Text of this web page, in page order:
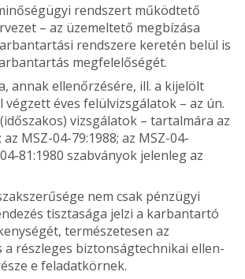
rendszert működtető
– az üzemeltető megbízása
rendszere keretén belül is
megfelelősé­gét.
annak ellenőrzésére, ill. a kijelölt
végzett éves felülvizsgálatok – az ún.
vizsgálatok – tartalmára az
az MSZ-04-79:1988; az MSZ-04-
81:1980 szabványok jelenleg az
nem csak pénzügyi
tisztasága jelzi a karbantartó
ter­mészetesen az
a részleges biztonságtechnikai ellen­
e feladatkörnek.